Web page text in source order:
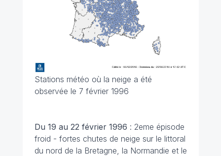
Stations météo où la neige a été
observée le 7 février 1996
Du 19 au 22 février 1996 : 2eme épisode
froid - fortes chutes de neige sur le littoral
du nord de la Bretagne, la Normandie et le